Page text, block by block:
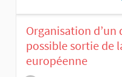
Organisation
possible sortie de
européenne